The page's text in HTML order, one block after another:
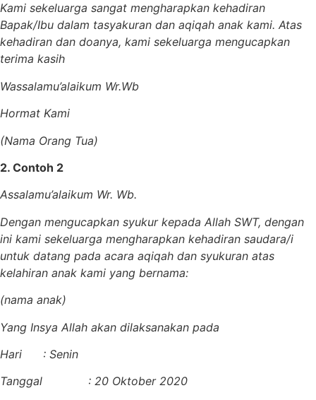
Kami sekeluarga sangat mengharapkan kehadiran
Bapak/Ibu dalam tasyakuran dan aqiqah anak kami. Atas
kehadiran dan doanya, kami sekeluarga mengucapkan
terima kasih
Wassalamu’alaikum Wr.Wb
Hormat Kami
(Nama Orang Tua)
2. Contoh 2
Assalamu’alaikum Wr. Wb.
Dengan mengucapkan syukur kepada Allah SWT, dengan
ini kami sekeluarga mengharapkan kehadiran saudara/i
untuk datang pada acara aqiqah dan syukuran atas
kelahiran anak kami yang bernama:
(nama anak)
Yang Insya Allah akan dilaksanakan pada
Hari : Senin
Tanggal : 20 Oktober 2020